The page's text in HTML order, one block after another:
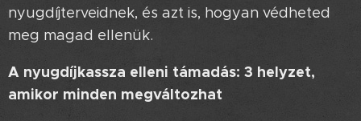
nyugdíjterveidnek, és azt is, hogyan védheted
meg magad ellenük.
A nyugdíjkassza elleni támadás: 3 helyzet,
amikor minden megváltozhat